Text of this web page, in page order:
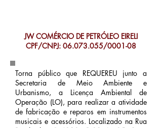
JW COMÉRCIO DE PETRÓLEO EIRELI
CPF/CNPJ: 06.073.055/0001-08
Torna público que REQUEREU junto a
Secretaria de Meio Ambiente e
Urbanismo, a Licença Ambiental de
Operação (LO), para realizar a atividade
de fabricação e reparos em instrumentos
musicais e acessórios. Localizado na Rua